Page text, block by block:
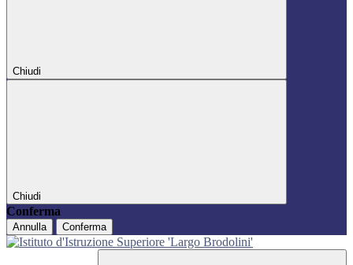
Chiudi
Chiudi
Conferma
Annulla Conferma